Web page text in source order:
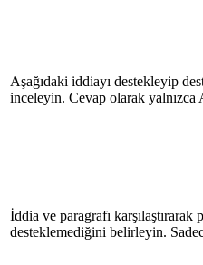
Aşağıdaki iddiayı destekleyip
inceleyin. Cevap olarak yalnızca
İddia ve paragrafı karşılaştırarak
desteklemediğini belirleyin.